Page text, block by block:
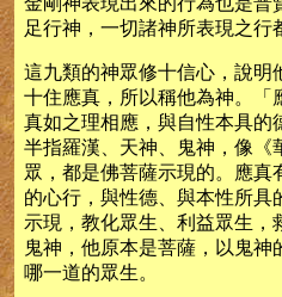
足行神，一切諸神所表現之行
這九類的神眾修十信心，說明
十住應真，所以稱他為神。「
真如之理相應，與自性本具的
半指羅漢、天神、鬼神，像《
眾，都是佛菩薩示現的。應真
的心行，與性德、與本性所具
示現，教化眾生、利益眾生，
鬼神，他原本是菩薩，以鬼
哪一道的眾生。